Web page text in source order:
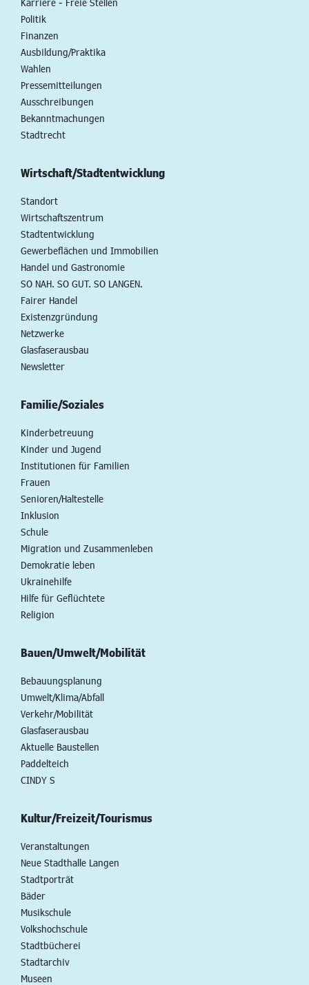
Politik
Finanzen
Ausbildung/Praktika
Wahlen
Pressemitteilungen
Ausschreibungen
Bekanntmachungen
Stadtrecht
Wirtschaft/Stadtentwicklung
Standort
Wirtschaftszentrum
Stadtentwicklung
Gewerbeflächen und Immobilien
Handel und Gastronomie
SO NAH. SO GUT. SO LANGEN.
Fairer Handel
Existenzgründung
Netzwerke
Glasfaserausbau
Newsletter
Familie/Soziales
Kinderbetreuung
Kinder und Jugend
Institutionen für Familien
Frauen
Senioren/Haltestelle
Inklusion
Schule
Migration und Zusammenleben
Demokratie leben
Ukrainehilfe
Hilfe für Geflüchtete
Religion
Bauen/Umwelt/Mobilität
Bebauungsplanung
Umwelt/Klima/Abfall
Verkehr/Mobilität
Glasfaserausbau
Aktuelle Baustellen
Paddelteich
CINDY S
Kultur/Freizeit/Tourismus
Veranstaltungen
Neue Stadthalle Langen
Stadtporträt
Bäder
Musikschule
Volkshochschule
Stadtbücherei
Stadtarchiv
Museen